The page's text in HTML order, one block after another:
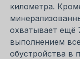
километра.
охватывает ещё
выполнением
обустройства в